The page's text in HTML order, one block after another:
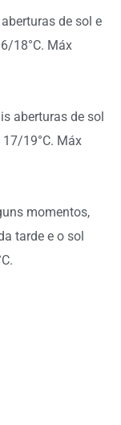
de sol e
18°C. Máx
aberturas de sol
19°C. Máx
momentos,
tarde e o sol